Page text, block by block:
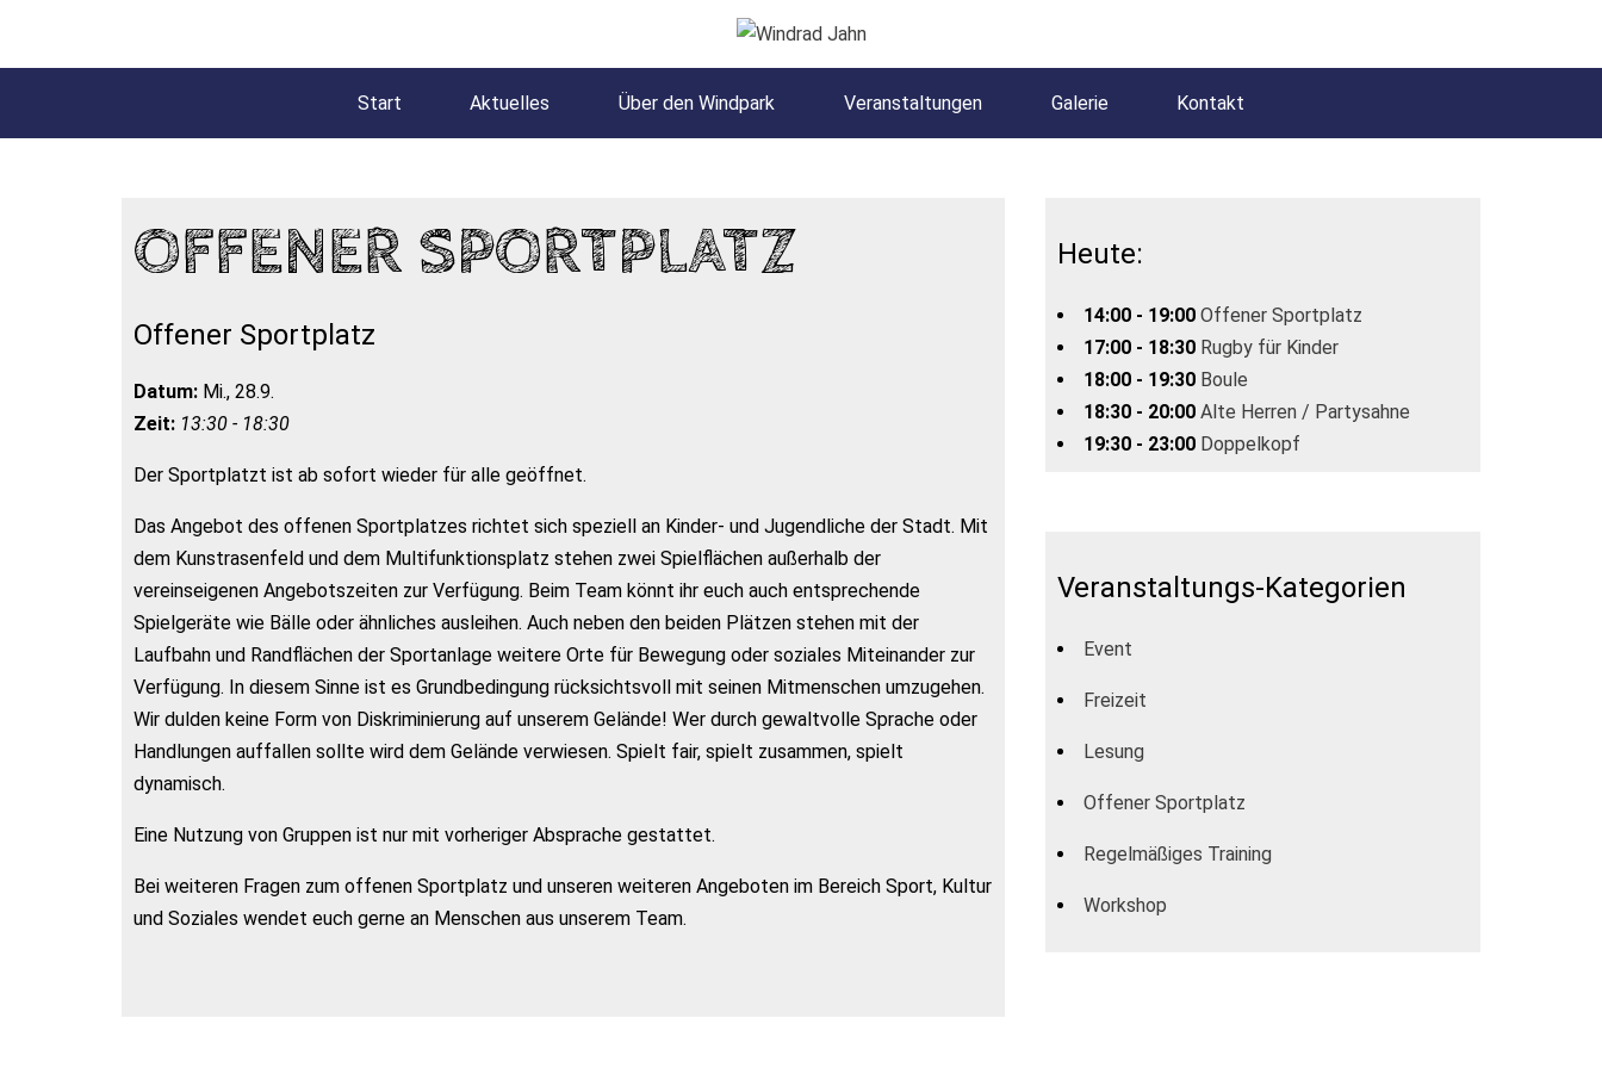
Start Aktuelles Über den Windpark Veranstaltungen Galerie Kontakt
OFFENER SPORTPLATZ
Offener Sportplatz
Datum: Mi., 28.9.
Zeit: 13:30 - 18:30
Der Sportplatzt ist ab sofort wieder für alle geöffnet.
Das Angebot des offenen Sportplatzes richtet sich speziell an Kinder- und Jugendliche der Stadt. Mit
dem Kunstrasenfeld und dem Multifunktionsplatz stehen zwei Spielflächen außerhalb der
vereinseigenen Angebotszeiten zur Verfügung. Beim Team könnt ihr euch auch entsprechende
Spielgeräte wie Bälle oder ähnliches ausleihen. Auch neben den beiden Plätzen stehen mit der
Laufbahn und Randflächen der Sportanlage weitere Orte für Bewegung oder soziales Miteinander zur
Verfügung. In diesem Sinne ist es Grundbedingung rücksichtsvoll mit seinen Mitmenschen umzugehen.
Wir dulden keine Form von Diskriminierung auf unserem Gelände! Wer durch gewaltvolle Sprache oder
Handlungen auffallen sollte wird dem Gelände verwiesen. Spielt fair, spielt zusammen, spielt
dynamisch.
Eine Nutzung von Gruppen ist nur mit vorheriger Absprache gestattet.
Bei weiteren Fragen zum offenen Sportplatz und unseren weiteren Angeboten im Bereich Sport, Kultur
und Soziales wendet euch gerne an Menschen aus unserem Team.
Heute:
14:00 - 19:00 Offener Sportplatz
17:00 - 18:30 Rugby für Kinder
18:00 - 19:30 Boule
18:30 - 20:00 Alte Herren / Partysahne
19:30 - 23:00 Doppelkopf
Veranstaltungs-Kategorien
Event
Freizeit
Lesung
Offener Sportplatz
Regelmäßiges Training
Workshop